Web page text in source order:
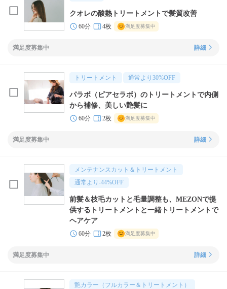
クオレの酸熱トリートメントで髪質改善
60分 4枚 満足度募集中
満足度募集中 詳細
トリートメント 通常より 30%OFF
パラボ（ピアセラボ）のトリートメントで内側
から補修、美しい艶髪に
60分 2枚 満足度募集中
満足度募集中 詳細
メンテナンスカット＆トリートメント
通常より -44%OFF
前髪＆枝毛カットと毛量調整も、MEZONで提
供するトリートメントと一緒トリートメントで
ヘアケア
60分 2枚 満足度募集中
満足度募集中 詳細
艶カラー（フルカラー＆トリートメント）